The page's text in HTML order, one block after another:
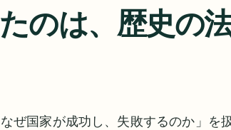
のは、歴史の
ぜ国家が成功し、失敗するのか」を